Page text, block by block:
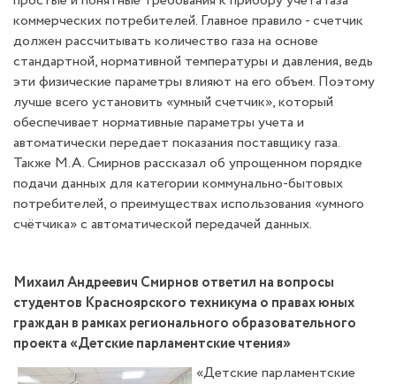
коммерческих потребителей. Главное правило - счетчик
должен рассчитывать количество газа на основе
стандартной, нормативной температуры и давления, ведь
эти физические параметры влияют на его объем. Поэтому
лучше всего установить «умный счетчик», который
обеспечивает нормативные параметры учета и
автоматически передает показания поставщику газа.
Также М.А. Смирнов рассказал об упрощенном порядке
подачи данных для категории коммунально-бытовых
потребителей, о преимуществах использования «умного
счётчика» с автоматической передачей данных.
Михаил Андреевич Смирнов ответил на вопросы
студентов Красноярского техникума о правах юных
граждан в рамках регионального образовательного
проекта «Детские парламентские чтения»
«Детские парламентские